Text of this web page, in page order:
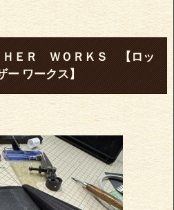
ＨＥＲ ＷＯＲＫＳ 【ロッ
ー ワークス】